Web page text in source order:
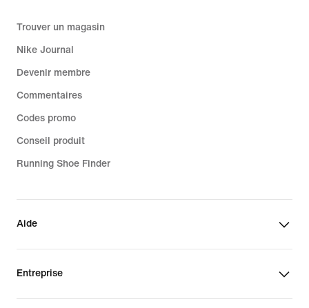
Trouver un magasin
Nike Journal
Devenir membre
Commentaires
Codes promo
Conseil produit
Running Shoe Finder
Aide
Entreprise